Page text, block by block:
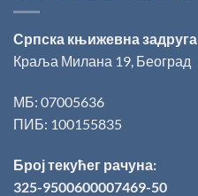
Српска књижевна задруга
Краља Милана 19, Београд
МБ: 07005636
ПИБ: 100155835
Број текућег рачуна:
325-9500600007469-50